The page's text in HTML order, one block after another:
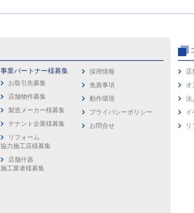
事業パートナー様募集
お取引先募集
店舗物件募集
製造メーカー様募集
テナント企業様募集
リフォーム
協力施工店様募集
店舗什器
施工業者様募集
採用情報
免責事項
動作環境
プライバシーポリシー
お問合せ
店
オ
法
イ